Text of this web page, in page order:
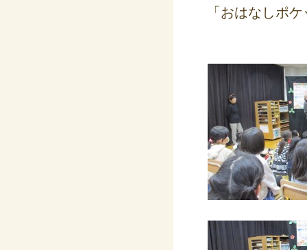
「おはなしポ